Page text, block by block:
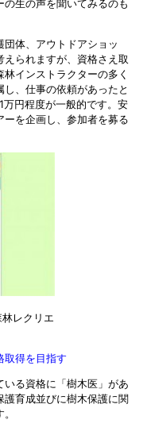
生の声を聞いてみるのも
体、アウトドアショッ
られますが、資格さえ取
インストラクターの多く
、仕事の依頼があったと
万円程度が一般的です。安
を企画し、参加者を募る
レクリエ
取得を目指す
る資格に「樹木医」があ
護育成並びに樹木保護に関